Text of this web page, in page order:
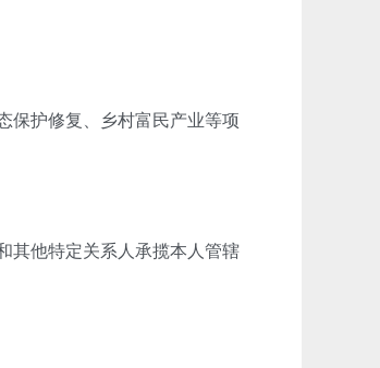
护修复、乡村富民产业等项
他特定关系人承揽本人管辖